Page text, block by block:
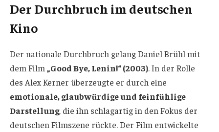
Der Durchbruch im deutschen
Kino
Der nationale Durchbruch gelang Daniel Brühl mit
dem Film „Good Bye, Lenin!“ (2003). In der Rolle
des Alex Kerner überzeugte er durch eine
emotionale, glaubwürdige und feinfühlige
Darstellung, die ihn schlagartig in den Fokus der
deutschen Filmszene rückte. Der Film entwickelte